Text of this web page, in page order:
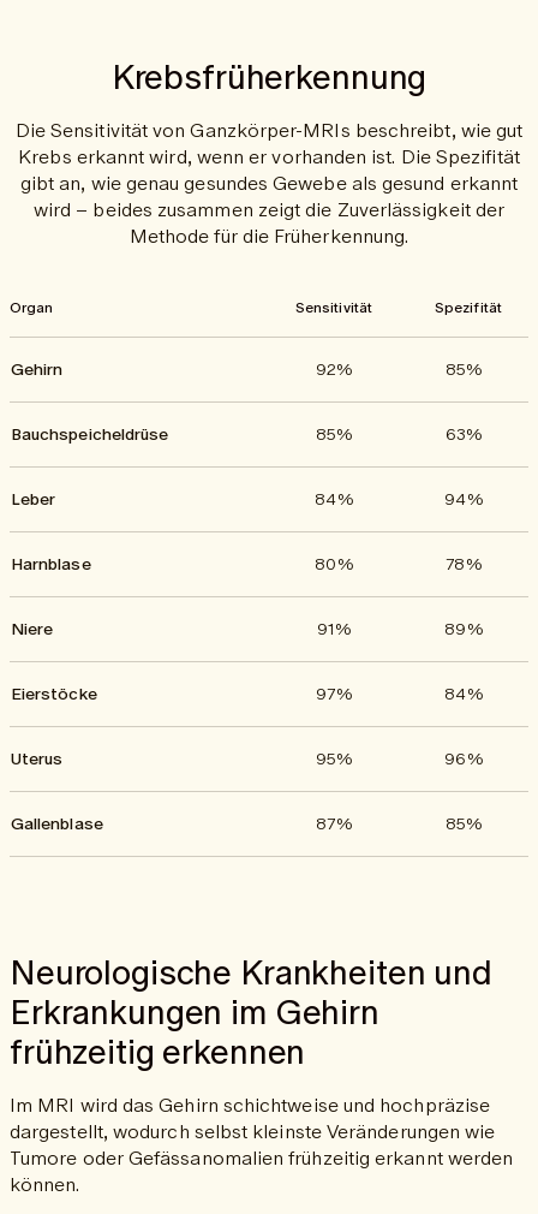
Krebsfrüherkennung
Die Sensitivität von Ganzkörper-MRIs beschreibt, wie gut
Krebs erkannt wird, wenn er vorhanden ist. Die Spezifität
gibt an, wie genau gesundes Gewebe als gesund erkannt
wird – beides zusammen zeigt die Zuverlässigkeit der
Methode für die Früherkennung.
Organ Sensitivität Spezifität
Gehirn 92% 85%
Bauchspeicheldrüse 85% 63%
Leber 84% 94%
Harnblase 80% 78%
Niere 91% 89%
Eierstöcke 97% 84%
Uterus 95% 96%
Gallenblase 87% 85%
Neurologische Krankheiten und
Erkrankungen im Gehirn
frühzeitig erkennen
Im MRI wird das Gehirn schichtweise und hochpräzise
dargestellt, wodurch selbst kleinste Veränderungen wie
Tumore oder Gefässanomalien frühzeitig erkannt werden
können.